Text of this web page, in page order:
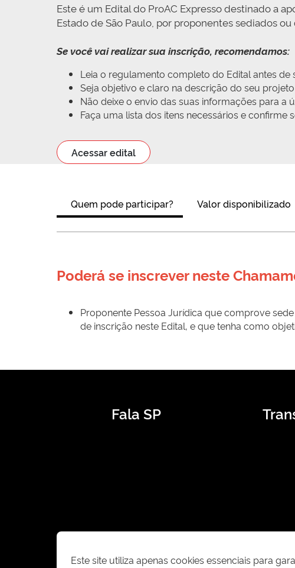
Este é um Edital do ProAC Expresso destinado a
Estado de São Paulo, por proponentes sediados
Se você vai realizar sua inscrição, recomendamos:
Leia o regulamento completo do Edital antes de
Seja objetivo e claro na descrição do seu
Não deixe o envio das suas informações para a
Faça uma lista dos itens necessários e
Acessar edital
Quem pode participar? Valor disponibilizado
Poderá se inscrever neste
Proponente Pessoa Jurídica que comprove
de inscrição neste Edital, e que tenha como
Fala SP
Este site utiliza apenas cookies essenciais para